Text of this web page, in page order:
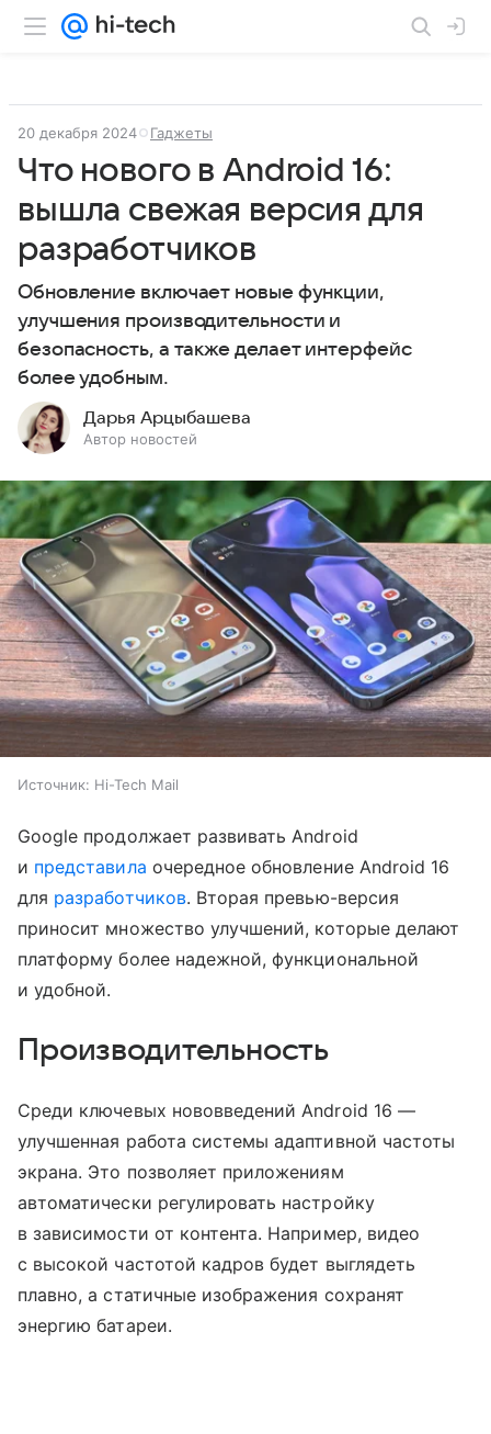
20 декабря 2024 Гаджеты
Что нового в Android 16:
вышла свежая версия для
разработчиков
Обновление включает новые функции,
улучшения производительности и
безопасность, а также делает интерфейс
более удобным.
Дарья Арцыбашева
Автор новостей
Источник: Hi-Tech Mail
Google продолжает развивать Android
и представила очередное обновление Android 16
для разработчиков. Вторая превью-версия
приносит множество улучшений, которые делают
платформу более надежной, функциональной
и удобной.
Производительность
Среди ключевых нововведений Android 16 —
улучшенная работа системы адаптивной частоты
экрана. Это позволяет приложениям
автоматически регулировать настройку
в зависимости от контента. Например, видео
с высокой частотой кадров будет выглядеть
плавно, а статичные изображения сохранят
энергию батареи.